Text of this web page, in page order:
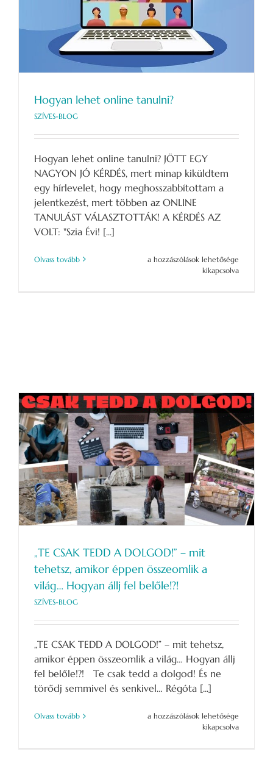
Hogyan lehet online tanulni?
SZÍVES-BLOG
Hogyan lehet online tanulni? JÖTT EGY
NAGYON JÓ KÉRDÉS, mert minap kiküldtem
egy hírlevelet, hogy meghosszabbítottam a
jelentkezést, mert többen az ONLINE
TANULÁST VÁLASZTOTTÁK! A KÉRDÉS AZ
VOLT: "Szia Évi! [...]
Olvass tovább
Hogyan
a hozzászólások lehetősége
kikapcsolva
„TE CSAK TEDD A DOLGOD!” – mit
tehetsz, amikor éppen összeomlik a
világ… Hogyan állj fel belőle!?!
SZÍVES-BLOG
„TE CSAK TEDD A DOLGOD!” – mit tehetsz,
amikor éppen összeomlik a világ… Hogyan állj
fel belőle!?! Te csak tedd a dolgod! És ne
törődj semmivel és senkivel… Régóta [...]
Olvass tovább
„TE
a hozzászólások lehetősége
kikapcsolva